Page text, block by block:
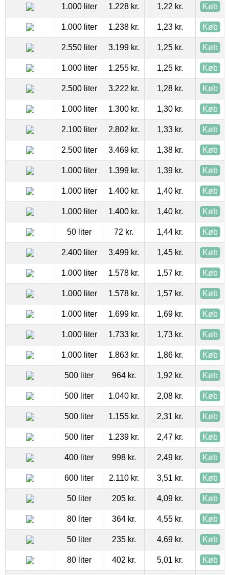
1.000 liter 1.228 kr. 1,22 kr. Køb
1.000 liter 1.238 kr. 1,23 kr. Køb
2.550 liter 3.199 kr. 1,25 kr. Køb
1.000 liter 1.255 kr. 1,25 kr. Køb
2.500 liter 3.222 kr. 1,28 kr. Køb
1.000 liter 1.300 kr. 1,30 kr. Køb
2.100 liter 2.802 kr. 1,33 kr. Køb
2.500 liter 3.469 kr. 1,38 kr. Køb
1.000 liter 1.399 kr. 1,39 kr. Køb
1.000 liter 1.400 kr. 1,40 kr. Køb
1.000 liter 1.400 kr. 1,40 kr. Køb
50 liter 72 kr. 1,44 kr. Køb
2.400 liter 3.499 kr. 1,45 kr. Køb
1.000 liter 1.578 kr. 1,57 kr. Køb
1.000 liter 1.578 kr. 1,57 kr. Køb
1.000 liter 1.699 kr. 1,69 kr. Køb
1.000 liter 1.733 kr. 1,73 kr. Køb
1.000 liter 1.863 kr. 1,86 kr. Køb
500 liter 964 kr. 1,92 kr. Køb
500 liter 1.040 kr. 2,08 kr. Køb
500 liter 1.155 kr. 2,31 kr. Køb
500 liter 1.239 kr. 2,47 kr. Køb
400 liter 998 kr. 2,49 kr. Køb
600 liter 2.110 kr. 3,51 kr. Køb
50 liter 205 kr. 4,09 kr. Køb
80 liter 364 kr. 4,55 kr. Køb
50 liter 235 kr. 4,69 kr. Køb
80 liter 402 kr. 5,01 kr. Køb